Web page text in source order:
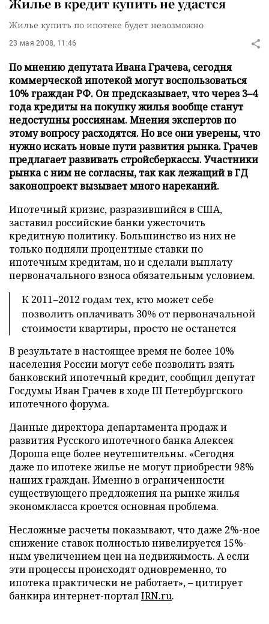
Жилье в кредит купить не удастся
Жилье купить по ипотеке будет невозможно
23 мая 2008, 11:46
По мнению депутата Ивана Грачева, сегодня
коммерческой ипотекой могут воспользоваться
10% граждан РФ. Он предсказывает, что через 3–4
года кредиты на покупку жилья вообще станут
недоступны россиянам. Мнения экспертов по
этому вопросу расходятся. Но все они уверены, что
нужно искать новые пути развития рынка. Грачев
предлагает развивать стройсберкассы. Участники
рынка с ним не согласны, так как лежащий в ГД
законопроект вызывает много нареканий.
Ипотечный кризис, разразившийся в США,
заставил российские банки ужесточить
кредитную политику. Большинство из них не
только подняли процентные ставки по
ипотечным кредитам, но и сделали выплату
первоначального взноса обязательным условием.
К 2011–2012 годам тех, кто может себе
позволить оплачивать 30% от первоначальной
стоимости квартиры, просто не останется
В результате в настоящее время не более 10%
населения России могут себе позволить взять
банковский ипотечный кредит, сообщил депутат
Госдумы Иван Грачев в ходе III Петербургского
ипотечного форума.
Данные директора департамента продаж и
развития Русского ипотечного банка Алексея
Дороша еще более неутешительны. «Сегодня
даже по ипотеке жилье не могут приобрести 98%
наших граждан. Именно в ограниченности
существующего предложения на рынке жилья
экономкласса кроется основная проблема.
Несложные расчеты показывают, что даже 2%-ное
снижение ставок полностью нивелируется 15%-
ным увеличением цен на недвижимость. А если
эти процессы происходят одновременно, то
ипотека практически не работает», – цитирует
банкира интернет-порталIRN.ru.